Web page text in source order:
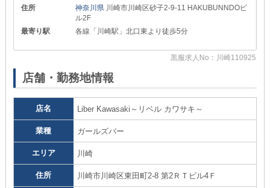
住所
神奈川県 川崎市川崎区砂子2-9-11 HAKUBUNNDOビ
ル2F
最寄り駅
各線「川崎駅」北口東より徒歩5分
黒服求人No：川崎110925
店舗・勤務地情報
店名 Liber Kawasaki～リベル カワサキ～
業種 ガールズバー
エリア 川崎
住所 川崎市川崎区東田町2-8 第2ＲＴビル4Ｆ